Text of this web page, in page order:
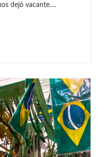
dejó vacante.…